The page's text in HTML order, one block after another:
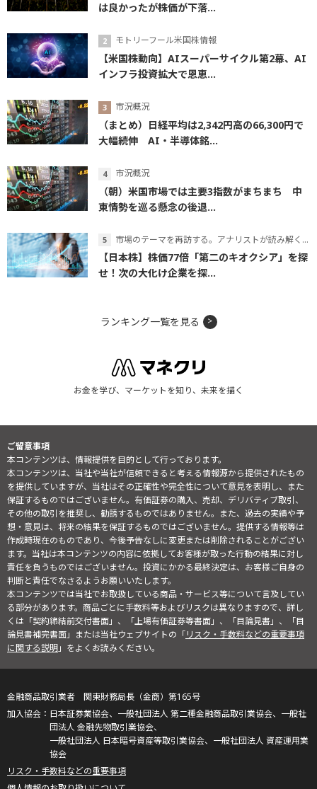
は良かったが株価が下落...
モトリーフール米国株情報
【米国株動向】AIスーパーサイクル第2幕、AI
インフラ投資拡大で恩恵...
市況概況
（まとめ）日経平均は2,342円高の66,300円で
大幅続伸 AI・半導体銘...
市況概況
（朝）米国市場では主要3指数がまちまち 中
東情勢を巡る懸念の後退...
市場のテーマを再訪する。アナリストが読み解くテーマの本質
【日本株】株価77倍「第二のキオクシア」を探
せ！次の大化け企業を探...
ランキング一覧を見る
お金を学び、マーケットを知り、未来を描く
ご留意事項
本コンテンツは、情報提供を目的として行っております。
本コンテンツは、当社や当社が信頼できると考える情報源から提供されたもの
を提供していますが、当社はその正確性や完全性について意見を表明し、また
保証するものではございません。有価証券の購入、売却、デリバティブ取引、
その他の取引を推奨し、勧誘するものではありません。また、過去の実績や予
想・意見は、将来の結果を保証するものではございません。提供する情報等は
作成時現在のものであり、今後予告なしに変更または削除されることがござい
ます。当社は本コンテンツの内容に依拠してお客様が取った行動の結果に対し
責任を負うものではございません。投資にかかる最終決定は、お客様ご自身の
判断と責任でなさるようお願いいたします。
本コンテンツでは当社でお取扱している商品・サービス等について言及してい
る部分があります。商品ごとに手数料等およびリスクは異なりますので、詳し
くは「契約締結前交付書面」、「上場有価証券等書面」、「目論見書」、「目
論見書補完書面」または当社ウェブサイトの「リスク・手数料などの重要事項
に関する説明」をよくお読みください。
金融商品取引業者 関東財務局長（金商）第165号
日本証券業協会、一般社団法人 第二種金融商品取引業協会、一般社
団法人 金融先物取引業協会、
一般社団法人 日本暗号資産等取引業協会、一般社団法人 資産運用業
協会
リスク・手数料などの重要事項